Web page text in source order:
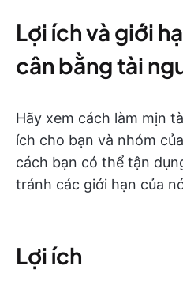
Lợi ích và giới
cân bằng tài
Hãy xem cách làm mịn
ích cho bạn và nhóm
cách bạn có thể tận
tránh các giới hạn của
Lợi ích